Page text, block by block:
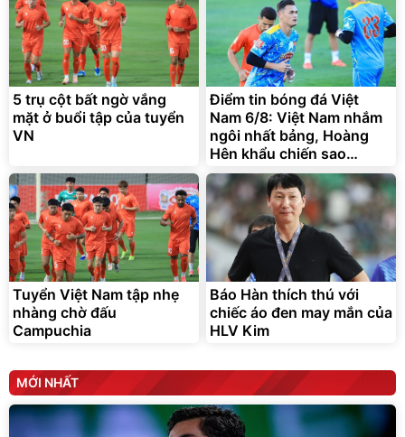
5 trụ cột bất ngờ vắng
mặt ở buổi tập của tuyển
VN
Điểm tin bóng đá Việt
Nam 6/8: Việt Nam nhắm
ngôi nhất bảng, Hoàng
Hên khẩu chiến sao
Indonesia
Tuyển Việt Nam tập nhẹ
nhàng chờ đấu
Campuchia
Báo Hàn thích thú với
chiếc áo đen may mắn của
HLV Kim
MỚI NHẤT